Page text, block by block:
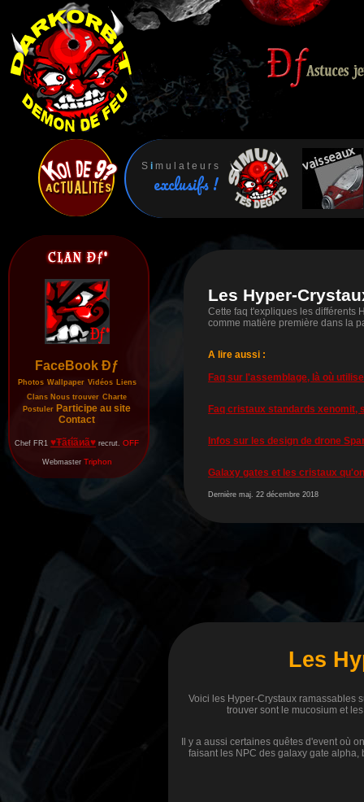
S i m u l a t e u r s
exclusifs !
FaceBook Đƒ
Photos Wallpaper Vidéos
Liens
Clans Nous trouver Charte
Postuler Participe au site
Contact
Chef FR1 ♥Ŧãŧΐãиã♥ recrut. OFF
Webmaster Triphon
Les Hyper-
Cette faq t'expliques les différents
comme matière première dans la
A lire aussi :
Faq sur l'assemblage, là où
Faq cristaux standards xenomit,
Infos sur les design de drone
Galaxy gates et les cristaux
Dernière maj. 22 décembre 2018
Les
Voici les Hyper-Crystaux ramassables
trouver sont le mucosium et
Il y a aussi certaines quêtes d'event où
faisant les NPC des galaxy gate